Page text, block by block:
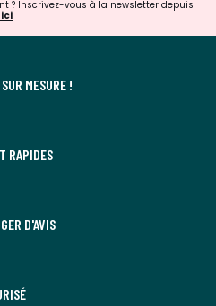
? Inscrivez-vous à la newsletter depuis
MESURE !
RAPIDES
D'AVIS